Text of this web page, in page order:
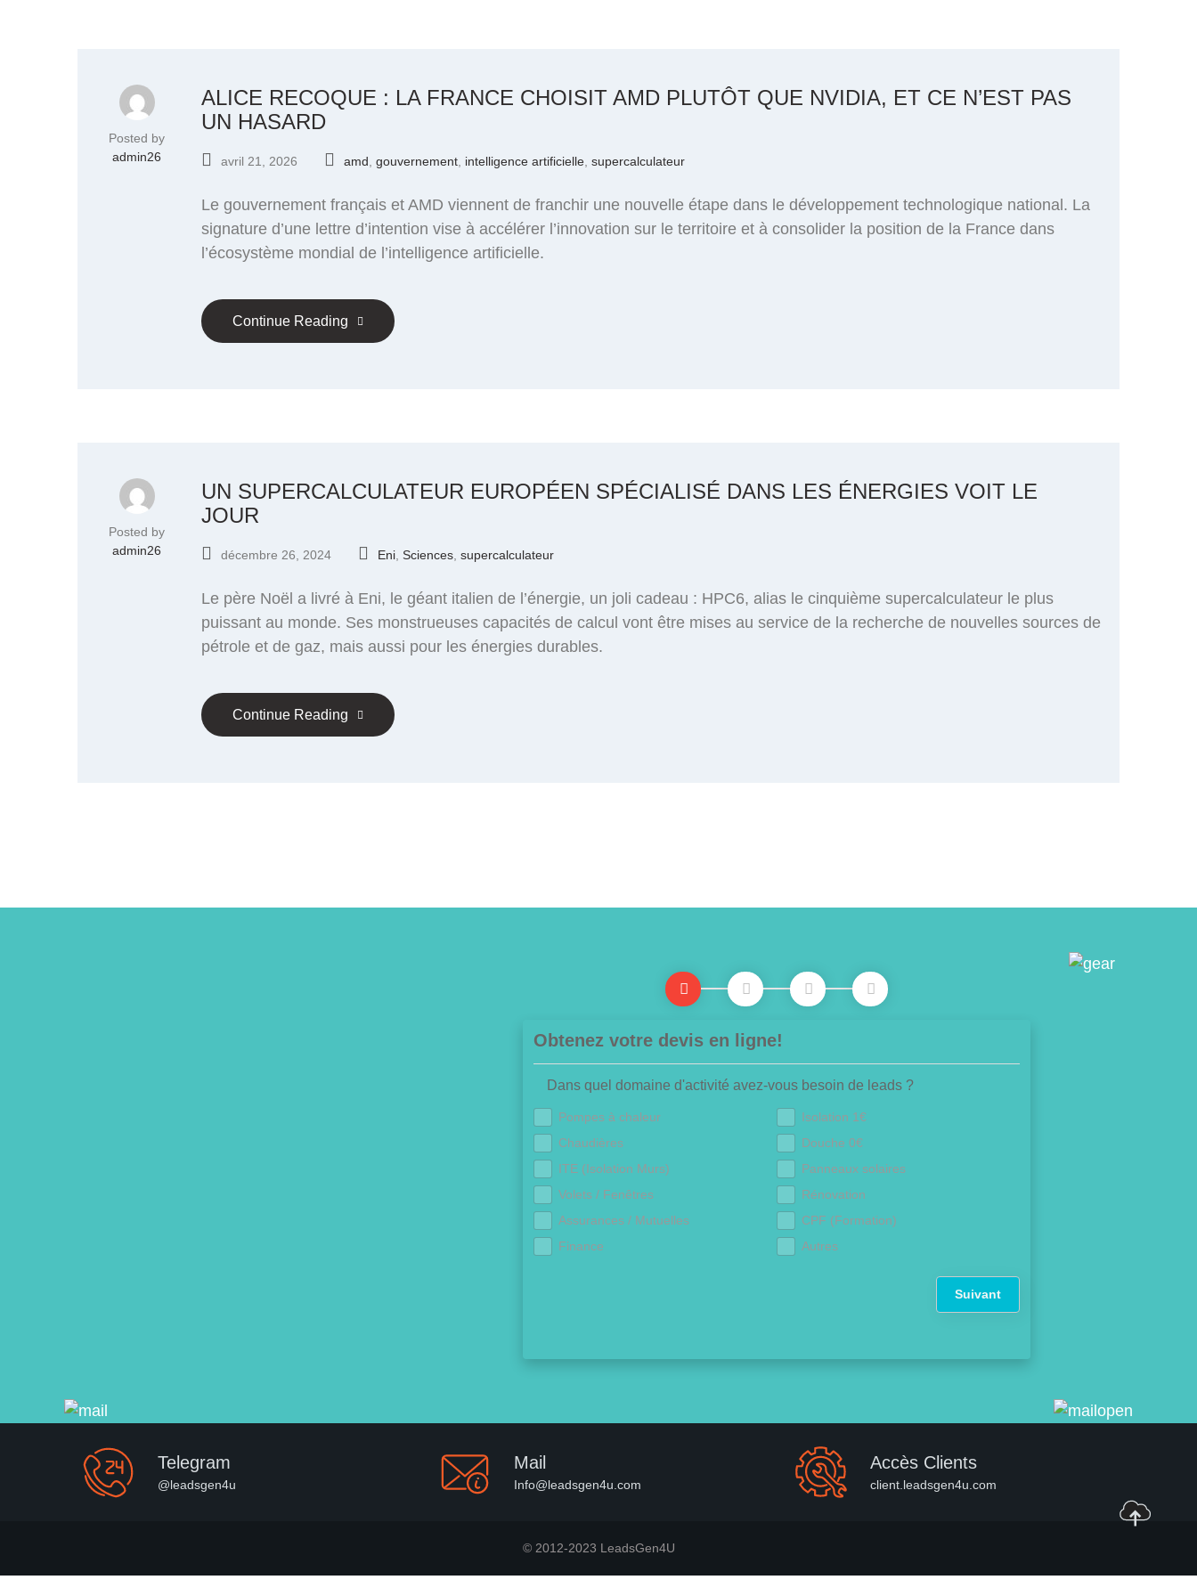
Posted by
admin26
ALICE RECOQUE : LA FRANCE CHOISIT AMD PLUTÔT QUE NVIDIA, ET CE N’EST PAS
UN HASARD
avril 21, 2026 amd gouvernement intelligence artificielle supercalculateur
Le gouvernement français et AMD viennent de franchir une nouvelle étape dans le développement technologique national. La
signature d’une lettre d’intention vise à accélérer l’innovation sur le territoire et à consolider la position de la France dans
l’écosystème mondial de l’intelligence artificielle.
Continue Reading
Posted by
admin26
UN SUPERCALCULATEUR EUROPÉEN SPÉCIALISÉ DANS LES ÉNERGIES VOIT LE
JOUR
décembre 26, 2024 Eni Sciences supercalculateur
Le père Noël a livré à Eni, le géant italien de l’énergie, un joli cadeau : HPC6, alias le cinquième supercalculateur le plus
puissant au monde. Ses monstrueuses capacités de calcul vont être mises au service de la recherche de nouvelles sources de
pétrole et de gaz, mais aussi pour les énergies durables.
Continue Reading
Obtenez votre devis en ligne!
Dans quel domaine d'activité avez-vous besoin de leads ?
Pompes à chaleur
Isolation 1€
Chaudières
Douche 0€
ITE (Isolation Murs)
Panneaux solaires
Volets / Fenêtres
Rénovation
Assurances / Mutuelles
CPF (Formation)
Finance
Autres
Suivant
Telegram
@leadsgen4u
Mail
Info@leadsgen4u.com
Accès Clients
client.leadsgen4u.com
© 2012-2023 LeadsGen4U